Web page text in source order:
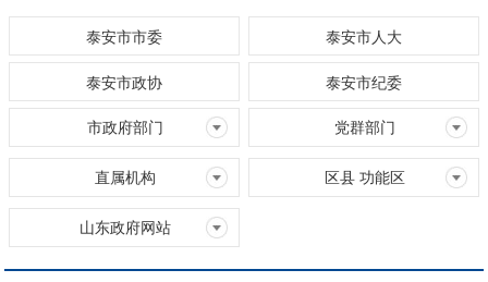
泰安市市委 泰安市人大
泰安市政协 泰安市纪委
市政府部门 党群部门
直属机构 区县 功能区
山东政府网站